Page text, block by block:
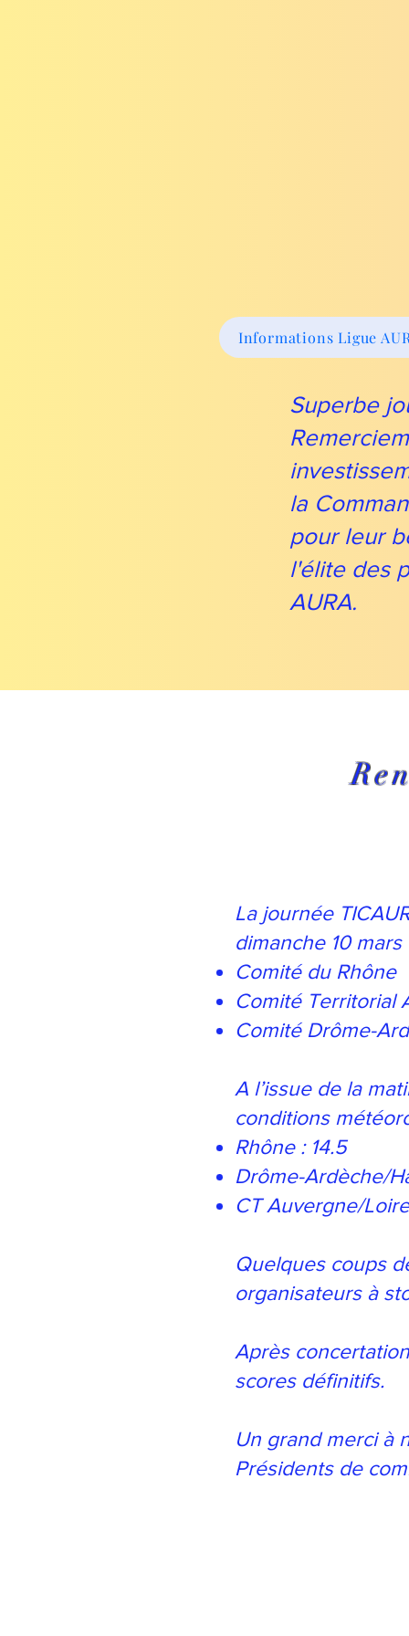
Informations Ligue
Superbe
la
pour leur
l'élite des
AURA.
La journée
dimanche 10
Comité du Rhône
Comité Territorial
Comité Drôme-
A l’issue de la
conditions
Rhône : 14.5
Drôme-Ardèche/
CT Auvergne/
Quelques coups
organisateurs à
Après
scores définitifs.
Un grand merci à
Présidents de